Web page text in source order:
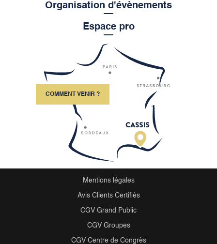
Organisation d'évènements
Espace pro
COMMENT VENIR ?
Mentions légales
Avis Clients Certifiés
CGV Grand Public
CGV Groupes
CGV Centre de Congrès